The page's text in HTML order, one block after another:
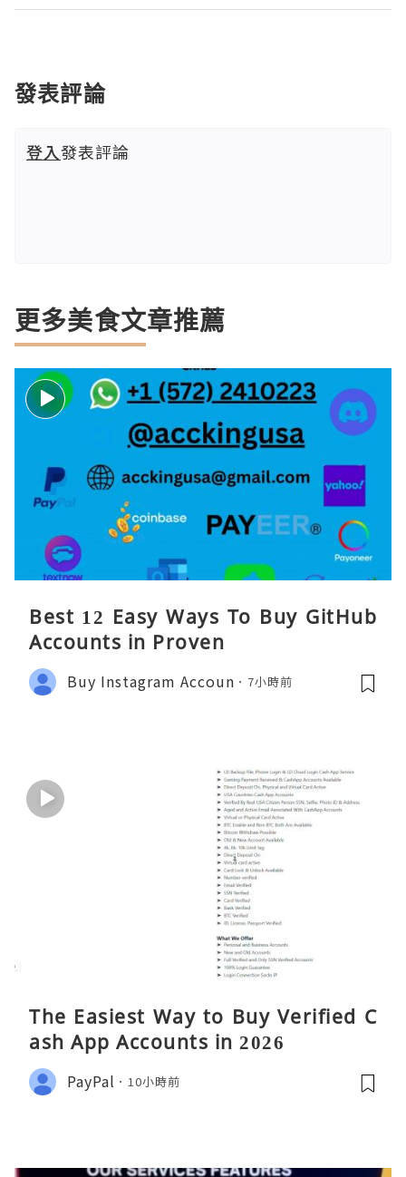
發表評論
登入發表評論
更多美食文章推薦
Best 12 Easy Ways To Buy GitHub
Accounts in Proven
Buy Instagram Accoun 7小時前
The Easiest Way to Buy Verified C
ash App Accounts in 2026
PayPal 10小時前